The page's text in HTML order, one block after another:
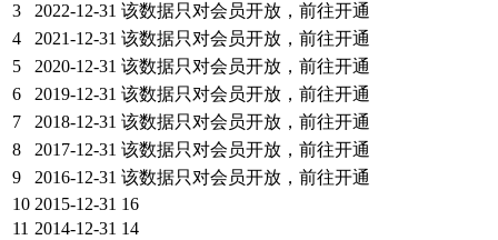
3
2022-12-31 该数据只对会员开放，前往开通
4
2021-12-31 该数据只对会员开放，前往开通
5
2020-12-31 该数据只对会员开放，前往开通
6
2019-12-31 该数据只对会员开放，前往开通
7
2018-12-31 该数据只对会员开放，前往开通
8
2017-12-31 该数据只对会员开放，前往开通
9
2016-12-31 该数据只对会员开放，前往开通
10 2015-12-31 16
11 2014-12-31 14